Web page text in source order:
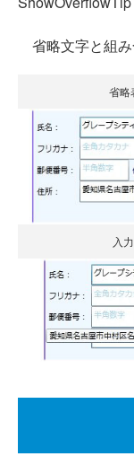
省略文字と組み
省略
入